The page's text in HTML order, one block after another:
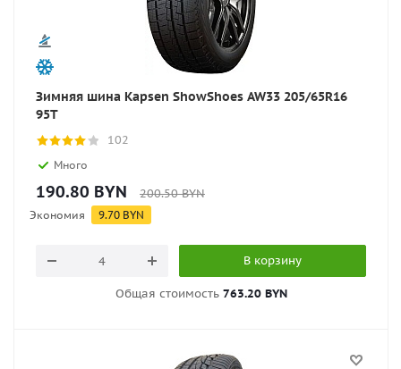
Зимняя шина Kapsen ShowShoes AW33 205/65R16
95T
102
Много
190.80 BYN 200.50BYN
Экономия 9.70 BYN
В корзину
Общая стоимость 763.20 BYN